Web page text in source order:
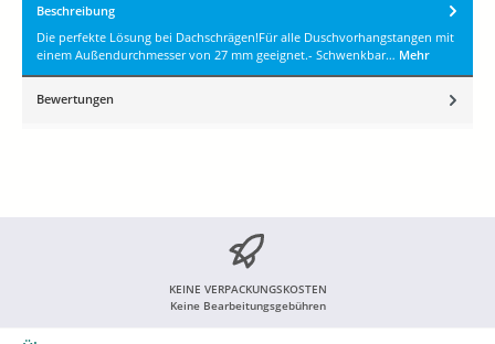
Beschreibung
Die perfekte Lösung bei Dachschrägen!Für alle Duschvorhangstangen mit
einem Außendurchmesser von 27 mm geeignet.- Schwenkbar… Mehr
Bewertungen
KEINE VERPACKUNGSKOSTEN
Keine Bearbeitungsgebühren